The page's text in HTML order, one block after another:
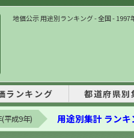
地価公示 用途別ランキング - 全国 -
ランキング 都道府県別
平成9年) 用途別集計 ランキ